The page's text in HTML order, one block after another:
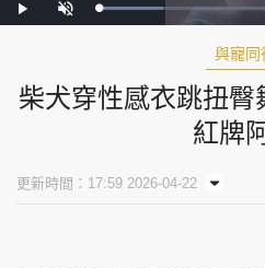
Play Unmute Loaded:
與寵同
柴犬穿性感衣跳扭
紅牌
更新時間：17:59 2026-04-22